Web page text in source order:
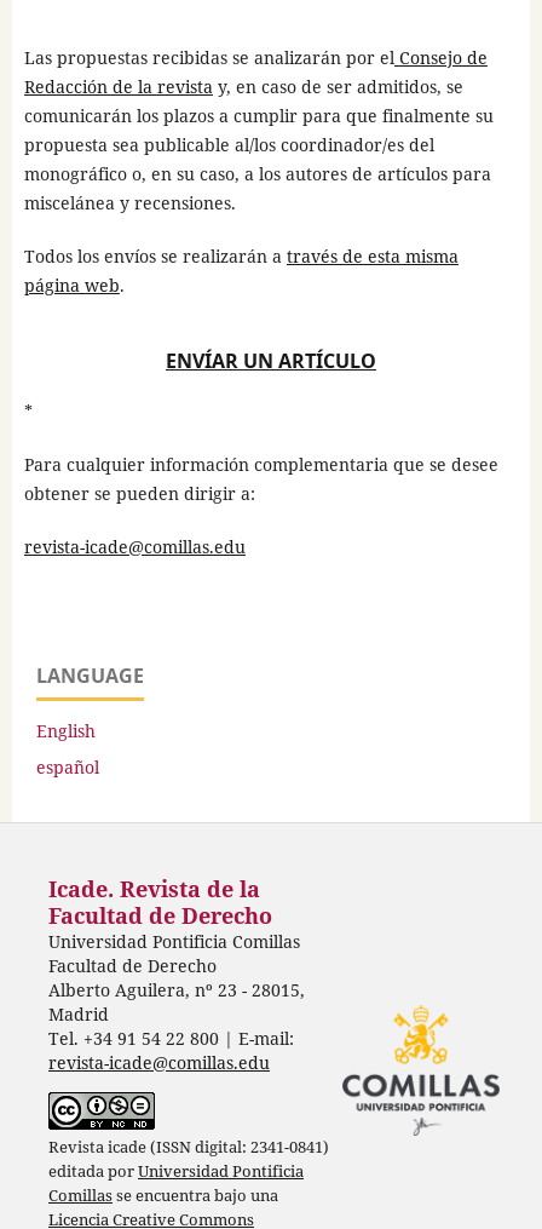
Las propuestas recibidas se analizarán por elConsejo de
Redacción de la revistay, en caso de ser admitidos, se
comunicarán los plazos a cumplir para que finalmente su
propuesta sea publicable al/los coordinador/es del
monográfico o, en su caso, a los autores de artículos para
miscelánea y recensiones.
Todos los envíos se realizarán a través de esta misma
página web.
ENVÍAR UN ARTÍCULO
*
Para cualquier información complementaria que se desee
obtener se pueden dirigir a:
revista-icade@comillas.edu
LANGUAGE
English
español
Icade. Revista de la
Facultad de Derecho
Universidad Pontificia Comillas
Facultad de Derecho
Alberto Aguilera, nº 23 - 28015,
Madrid
Tel. +34 91 54 22 800 | E-mail:
revista-icade@comillas.edu
Revista icade (ISSN digital: 2341-0841)
editada porUniversidad Pontificia
Comillasse encuentra bajo una
Licencia Creative Commons